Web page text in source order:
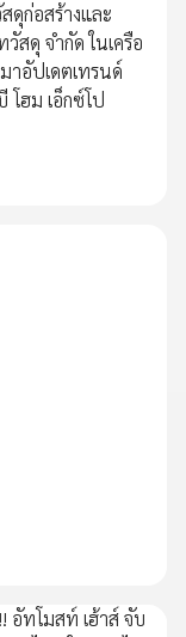
ดุก่อสร้างและ
สดุ จำกัด ในเครือ
าอัปเดตเทรนด์
โฮม เอ็กซ์โป